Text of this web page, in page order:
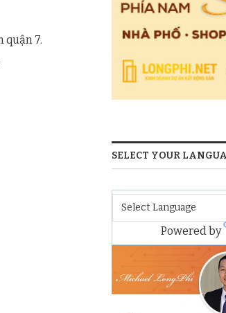
SELECT YOUR
Powered by